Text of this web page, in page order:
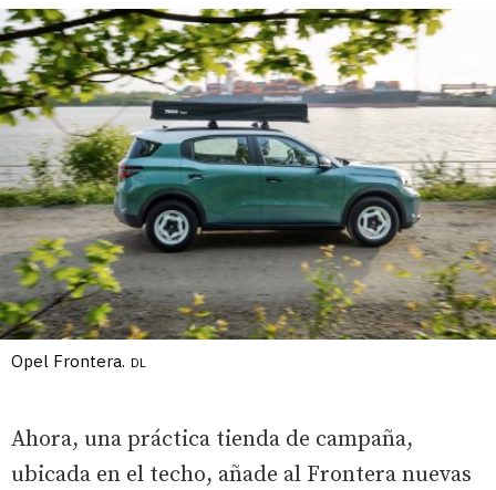
Opel Frontera. DL
Ahora, una práctica tienda de campaña,
ubicada en el techo, añade al Frontera nuevas